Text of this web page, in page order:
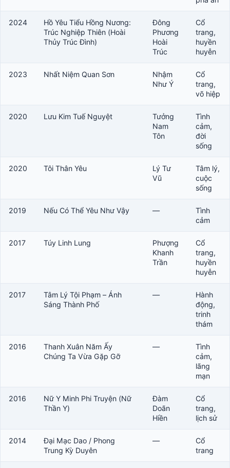
2024
Hồ Yêu Tiểu Hồng Nương:
Trúc Nghiệp Thiên (Hoài
Thủy Trúc Đình)
Đông
Phương
Hoài
Trúc
Cổ
trang,
huyền
huyễn
2023 Nhất Niệm Quan Sơn
Nhậm
Như Ý
Cổ
trang,
võ hiệp
2020 Lưu Kim Tuế Nguyệt
Tưởng
Nam
Tôn
Tình
cảm,
đời
sống
2020 Tôi Thân Yêu
Lý Tư
Vũ
Tâm lý,
cuộc
sống
2019 Nếu Có Thể Yêu Như Vậy —
Tình
cảm
2017 Túy Linh Lung
Phượng
Khanh
Trần
Cổ
trang,
huyền
huyễn
2017
Tâm Lý Tội Phạm – Ánh
Sáng Thành Phố
—
Hành
động,
trinh
thám
2016
Thanh Xuân Năm Ấy
Chúng Ta Vừa Gặp Gỡ
—
Tình
cảm,
lãng
mạn
2016
Nữ Y Minh Phi Truyện (Nữ
Thần Y)
Đàm
Doãn
Hiền
Cổ
trang,
lịch sử
2014
Đại Mạc Dao / Phong
Trung Kỳ Duyên
—
Cổ
trang